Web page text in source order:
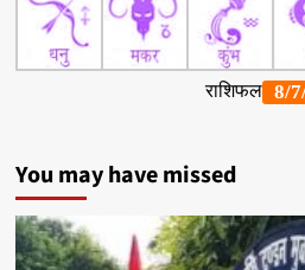
You may have missed